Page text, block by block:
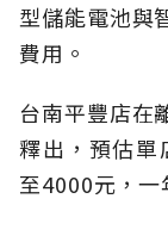
型儲能電池與
費用。
台南平豐店在
釋出，預估單
至4000元，一